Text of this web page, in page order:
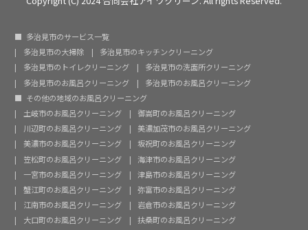
多治見市のサービス一覧
多治見市の大掃除
多治見市のキッチンクリーニング
多治見市のトイレクリーニング
多治見市の洗面所クリーニング
多治見市のお風呂クリーニング
多治見市のお風呂クリーニング
その他の地域のお風呂クリーニング
土岐市のお風呂クリーニング
御嵩町のお風呂クリーニング
川辺町のお風呂クリーニング
美濃加茂市のお風呂クリーニング
美濃市のお風呂クリーニング
坂祝町のお風呂クリーニング
笠松町のお風呂クリーニング
海津市のお風呂クリーニング
一宮市のお風呂クリーニング
津島市のお風呂クリーニング
蟹江町のお風呂クリーニング
弥富市のお風呂クリーニング
江南市のお風呂クリーニング
岩倉市のお風呂クリーニング
大口町のお風呂クリーニング
扶桑町のお風呂クリーニング